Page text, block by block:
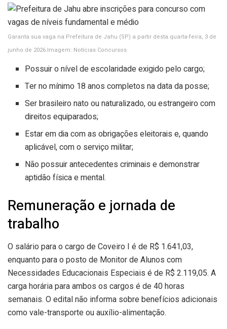
Garanta sua vaga na Prefeitura de Jahu (SP) a partir desta quarta-feira, 3 de
junho de 2026.Imagem: Notícias Concursos
Possuir o nível de escolaridade exigido pelo cargo;
Ter no mínimo 18 anos completos na data da posse;
Ser brasileiro nato ou naturalizado, ou estrangeiro com
direitos equiparados;
Estar em dia com as obrigações eleitorais e, quando
aplicável, com o serviço militar;
Não possuir antecedentes criminais e demonstrar
aptidão física e mental.
Remuneração e jornada de
trabalho
O salário para o cargo de Coveiro I é de R$ 1.641,03,
enquanto para o posto de Monitor de Alunos com
Necessidades Educacionais Especiais é de R$ 2.119,05. A
carga horária para ambos os cargos é de 40 horas
semanais. O edital não informa sobre benefícios adicionais
como vale-transporte ou auxílio-alimentação.